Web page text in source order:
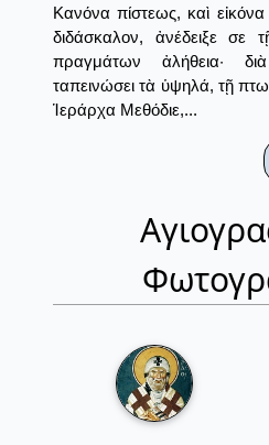
Κανόνα πίστεως, καὶ
διδάσκαλον, ἀνέδειξε
πραγμάτων ἀλήθεια·
ταπεινώσει τὰ ὑψηλά, τῇ
Ἱεράρχα Μεθόδιε,...